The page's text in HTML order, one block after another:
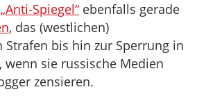
Spiegel“ ebenfalls gerade
, das (westlichen)
Strafen bis hin zur Sperrung in
wenn sie russische Medien
zensieren.